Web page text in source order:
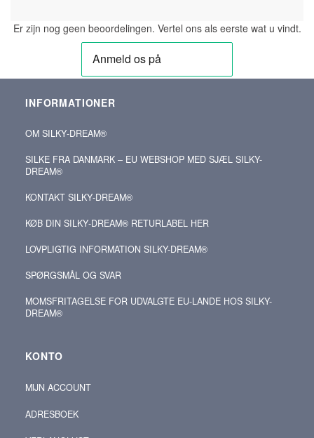
Er zijn nog geen beoordelingen. Vertel ons als eerste wat u vindt.
INFORMATIONER
OM SILKY‑DREAM®
SILKE FRA DANMARK – EU WEBSHOP MED SJÆL SILKY-
DREAM®
KONTAKT SILKY‑DREAM®
KØB DIN SILKY‑DREAM® RETURLABEL HER
LOVPLIGTIG INFORMATION SILKY-DREAM®
SPØRGSMÅL OG SVAR
MOMSFRITAGELSE FOR UDVALGTE EU-LANDE HOS SILKY-
DREAM®
KONTO
MIJN ACCOUNT
ADRESBOEK